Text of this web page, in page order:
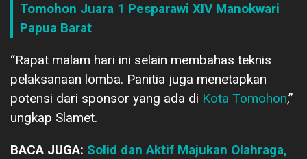
Tomohon Juara 1 Pesparawi XIV Manokwari
Papua Barat
“Rapat malam hari ini selain membahas teknis
pelaksanaan lomba. Panitia juga menetapkan
potensi dari sponsor yang ada di Kota Tomohon,”
ungkap Slamet.
BACA JUGA: Solid dan Aktif Majukan Olahraga,